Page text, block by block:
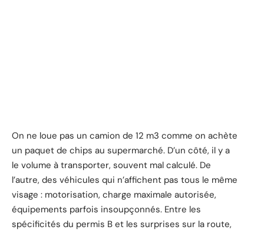
On ne loue pas un camion de 12 m3 comme on achète
un paquet de chips au supermarché. D’un côté, il y a
le volume à transporter, souvent mal calculé. De
l’autre, des véhicules qui n’affichent pas tous le même
visage : motorisation, charge maximale autorisée,
équipements parfois insoupçonnés. Entre les
spécificités du permis B et les surprises sur la route,